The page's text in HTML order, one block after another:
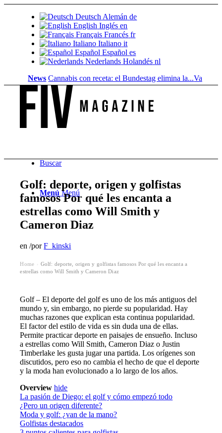
Deutsch Alemán de
English Inglés en
Français Francés fr
Italiano Italiano it
Español Español es
Nederlands Holandés nl
News Cannabis con receta: el Bundestag elimina la... Valor del
Buscar
Menú Menú
Golf: deporte, origen y golfistas
famosos Por qué les encanta a
estrellas como Will Smith y
Cameron Diaz
en/porF_kinski
Home
Golf: deporte, origen y golfistas famosos Por qué les encanta a
estrellas como Will Smith y Cameron Diaz
Golf – El deporte del golf es uno de los más antiguos del
mundo y, sin embargo, no pierde su popularidad. Hay
muchas razones que explican esta continua popularidad.
El factor del estilo de vida es sin duda una de ellas.
Permite practicar deporte en paisajes de ensueño. Incluso
a estrellas como Will Smith, Cameron Diaz o Justin
Timberlake les gusta jugar una partida. Los orígenes son
discutidos, pero eso no cambia el hecho de que el deporte
y la moda han evolucionado a lo largo de los años.
Overview hide
La pasión de Diego: el golf y cómo empezó todo
¿Pero un origen diferente?
Moda y golf: ¿van de la mano?
Golfistas destacados